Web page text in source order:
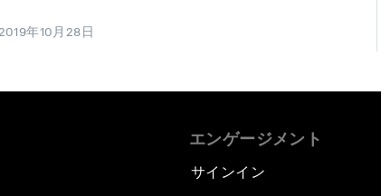
年10月28日
エンゲージメント
サインイン